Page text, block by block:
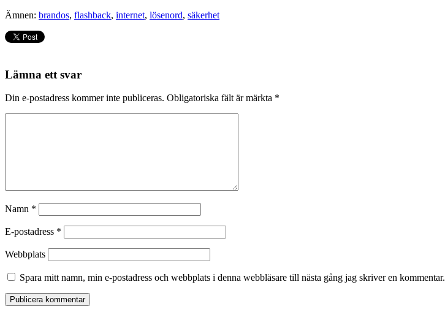
Ämnen: brandos, flashback, internet, lösenord, säkerhet
Lämna ett svar
Din e-postadress kommer inte publiceras. Obligatoriska fält är märkta *
Namn *
E-postadress *
Webbplats
Spara mitt namn, min e-postadress och webbplats i denna webbläsare till nästa gång jag skriver en kommentar.